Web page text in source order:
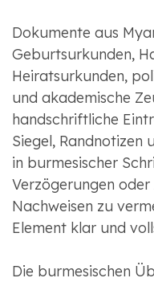
Dokumente aus
Geburtsurkunden,
Heiratsurkunden,
und akademische
handschriftliche
Siegel, Randnotizen
in burmesischer
Verzögerungen
Nachweisen zu
Element klar und
Die burmesischen